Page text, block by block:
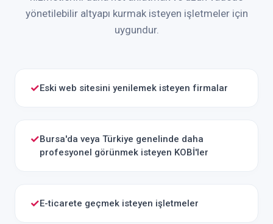
yönetilebilir altyapı kurmak isteyen işletmeler için
uygundur.
✓Eski web sitesini yenilemek isteyen firmalar
✓Bursa'da veya Türkiye genelinde daha
profesyonel görünmek isteyen KOBİ'ler
✓E-ticarete geçmek isteyen işletmeler